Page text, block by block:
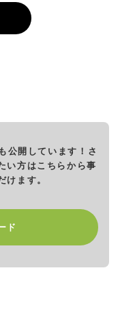
公開しています！ さ
い方はこちらから事
けます。
ド